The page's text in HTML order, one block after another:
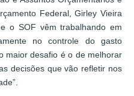
Federal, Girley Vieira
o SOF vêm trabalhando em
no controle do gasto
maior desafio é o de melhorar
decisões que vão refletir nos